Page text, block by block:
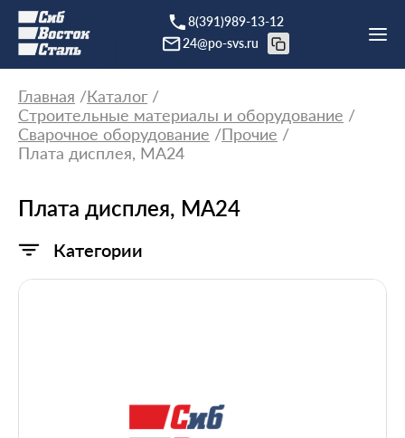
8(391)989-13-12
24@po-svs.ru
Главная
Каталог
Строительные материалы и оборудование
Сварочное оборудование
Прочие
Плата дисплея, МА24
Плата дисплея, МА24
Категории